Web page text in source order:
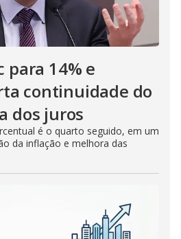
para 14% e
continuidade do
dos juros
é o quarto seguido, em um
da inflação e melhora das